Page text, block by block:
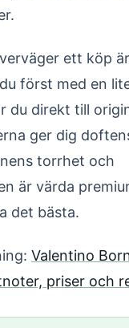
ett köp
först med en
du direkt till
ger dig
torrhet och
är värda
det bästa.
Valentino
priser och